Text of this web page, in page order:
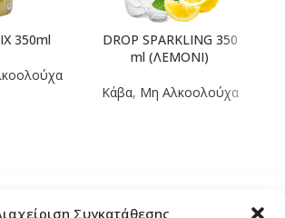
Συγκατάθεσης
350ml
DROP SPARKLING 350
ml (ΛΕΜΟΝΙ)
Κάβα, Μη Αλκοολούχα